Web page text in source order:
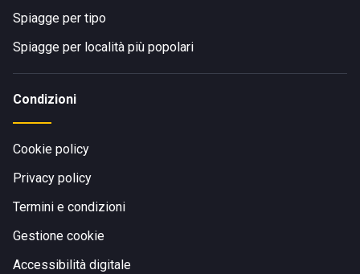
Spiagge per tipo
Spiagge per località più popolari
Condizioni
Cookie policy
Privacy policy
Termini e condizioni
Gestione cookie
Accessibilità digitale